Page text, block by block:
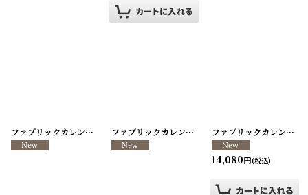
ファブリックカレンダー ・キッチンクロス リメイクパンツ/VINTAGE REMAKE PANTS ファブリックカレンダー ・キッチンクロス リメイクパンツ/VINTAGE REMAKE PANTS ファブリックカレンダー ・キッチンクロス リメイクパンツ/VINTAGE REMAKE PANTS
14,080円(税込)